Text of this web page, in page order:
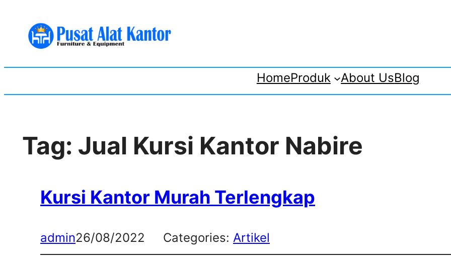
content
HomeProduk About UsBlog
Tag: Jual Kursi Kantor Nabire
Kursi Kantor Murah Terlengkap
admin26/08/2022 Categories: Artikel